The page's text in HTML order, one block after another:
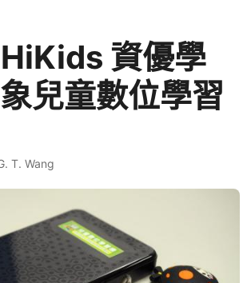
資優學
兒童數位學習
T. Wang